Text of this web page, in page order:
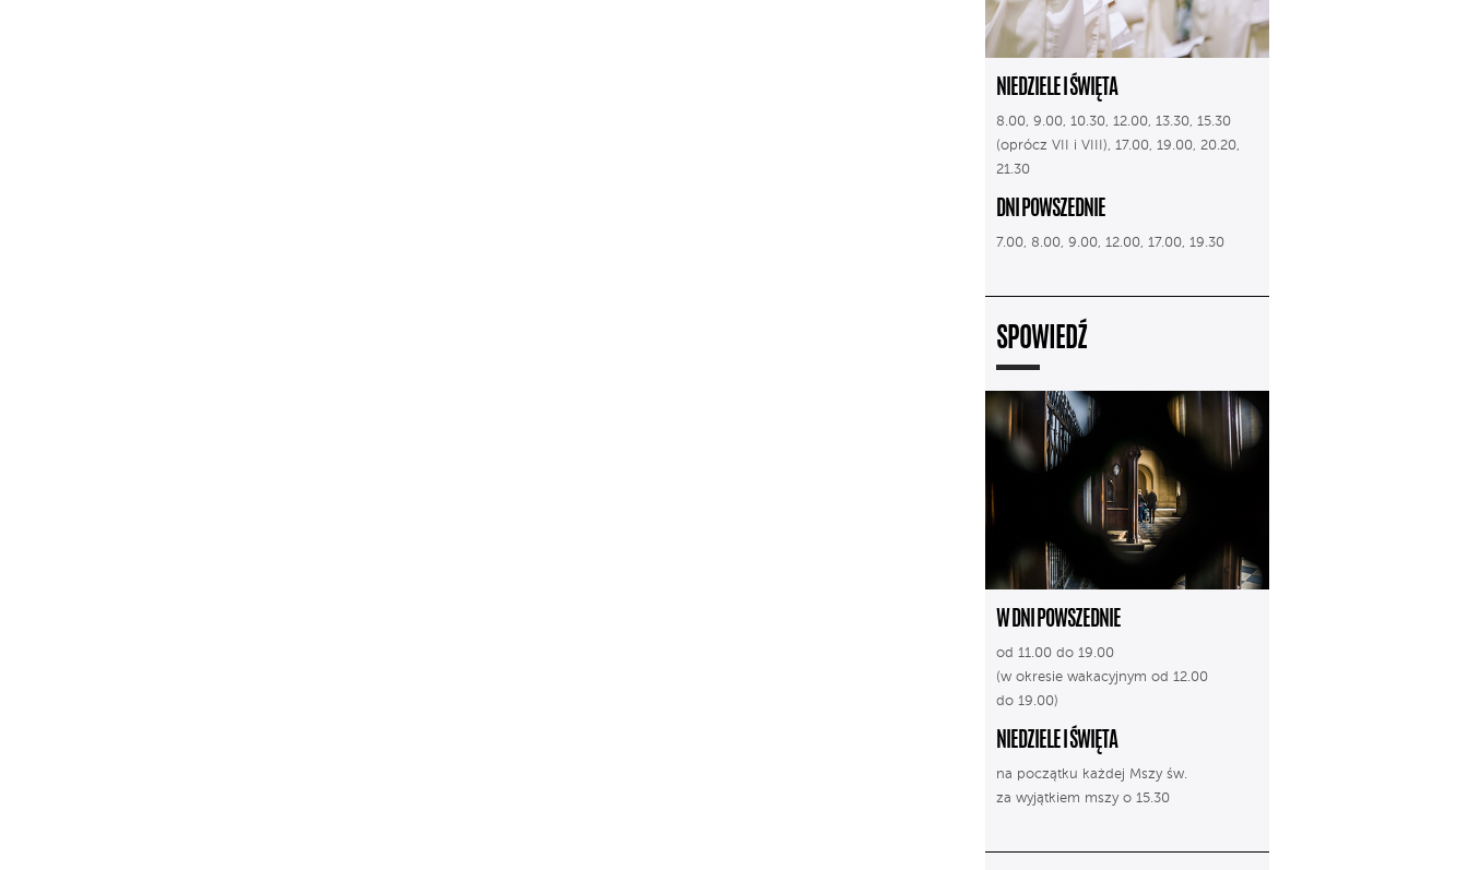
NIEDZIELE I ŚWIĘTA
8.00, 9.00, 10.30, 12.00, 13.30, 15.30
(oprócz VII i VIII), 17.00, 19.00, 20.20,
21.30
DNI POWSZEDNIE
7.00, 8.00, 9.00, 12.00, 17.00, 19.30
SPOWIEDŹ
W DNI POWSZEDNIE
od 11.00 do 19.00
(w okresie wakacyjnym od 12.00
do 19.00)
NIEDZIELE I ŚWIĘTA
na początku każdej Mszy św.
za wyjątkiem mszy o 15.30